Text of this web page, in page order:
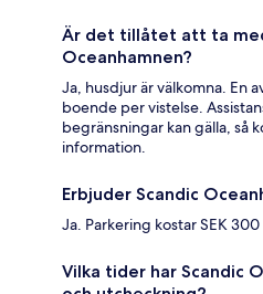
Är det tillåtet att ta
Oceanhamnen?
Ja, husdjur är välkomna. En
boende per vistelse.
begränsningar kan gälla, så
information.
Erbjuder Scandic
Ja. Parkering kostar SEK
Vilka tider har Scandic